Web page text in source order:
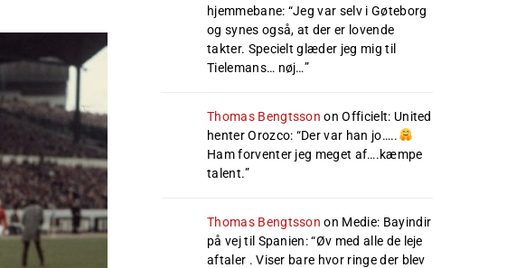
hjemmebane: “Jeg var selv i Gøteborg
og synes også, at der er lovende
takter. Specielt glæder jeg mig til
Tielemans… nøj…”
Thomas Bengtsson onOfficielt: United
henter Orozco: “Der var han jo…..
Ham forventer jeg meget af….kæmpe
talent.”
Thomas Bengtsson on Medie: Bayindir
på vej til Spanien: “Øv med alle de leje
aftaler . Viser bare hvor ringe der blev